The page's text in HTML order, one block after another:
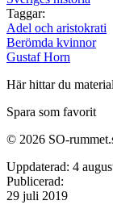
Taggar:
Adel och aristokrati
Berömda kvinnor
Gustaf Horn
Här hittar du
Spara som favorit
© 2026 SO-
Uppdaterad: 4
Publicerad:
29 juli 2019